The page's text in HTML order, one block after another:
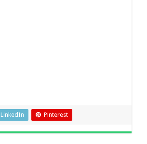
LinkedIn Pinterest